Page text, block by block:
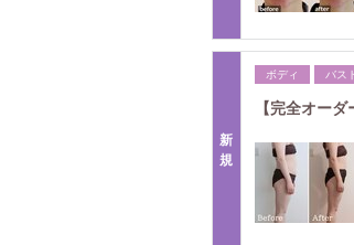
新
規
ボディ バス
【完全オー